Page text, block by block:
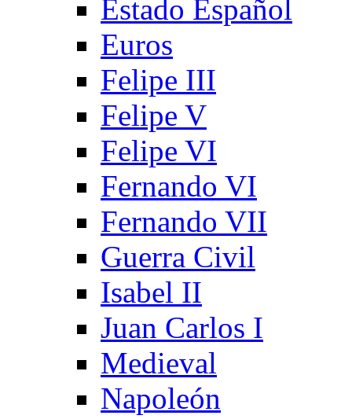
Estado Español
Euros
Felipe III
Felipe V
Felipe VI
Fernando VI
Fernando VII
Guerra Civil
Isabel II
Juan Carlos I
Medieval
Napoleón